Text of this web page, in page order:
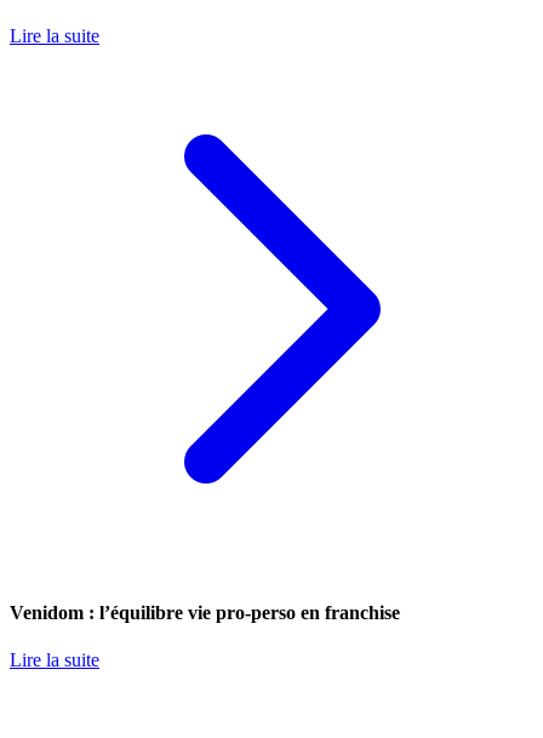
Lire la suite
Venidom : l’équilibre vie pro-perso en franchise
Lire la suite